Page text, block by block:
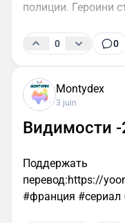
полиции. Героини
0 0
Montydex
3 juin
Видимости -
Поддержать
перевод:https://
#франция #сериал